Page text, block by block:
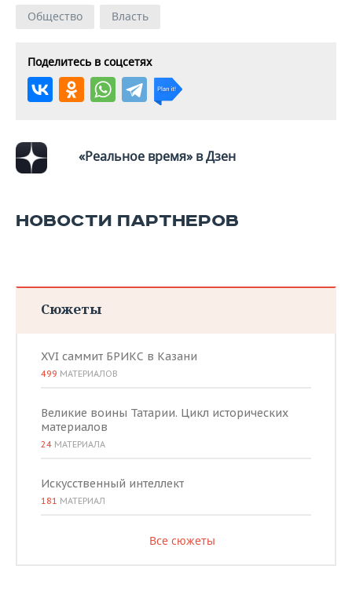
ВОДНЫЕ ВИДЫ СПОРТА
ОБРАЗОВАНИЕ
Общество Власть
Поделитесь в соцсетях
«Реальное время» в Дзен
НОВОСТИ ПАРТНЕРОВ
Сюжеты
XVI саммит БРИКС в Казани
499 МАТЕРИАЛОВ
Великие воины Татарии. Цикл исторических
материалов
24 МАТЕРИАЛА
Искусственный интеллект
181 МАТЕРИАЛ
Все сюжеты